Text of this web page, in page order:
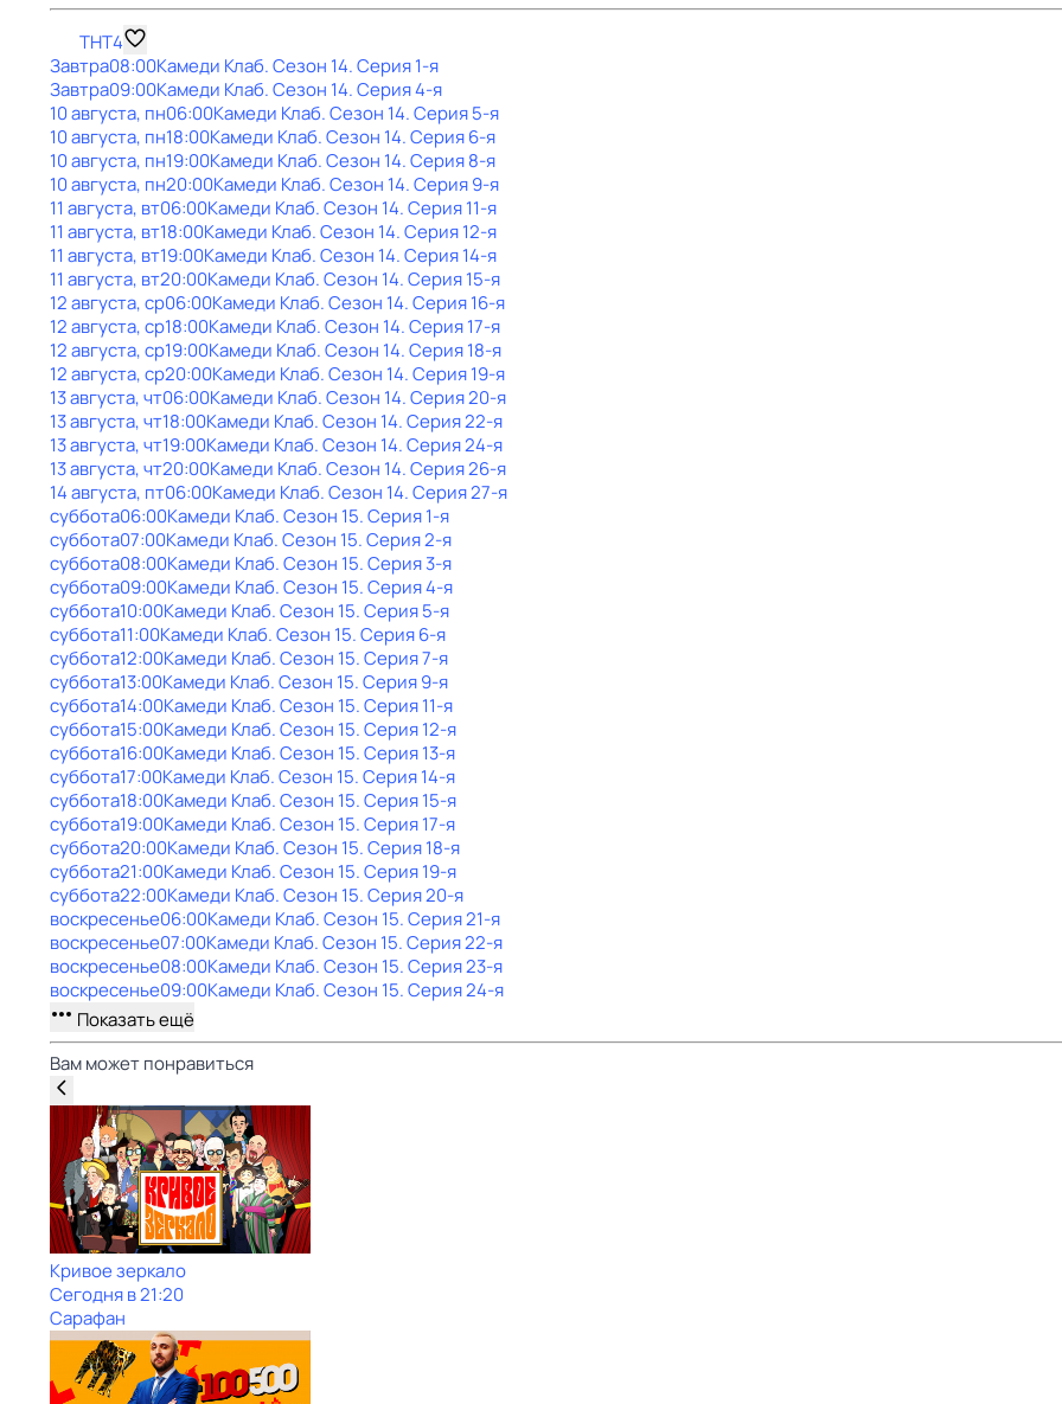
ТНТ4
Завтра08:00Камеди Клаб. Сезон 14. Серия 1-я
Завтра09:00Камеди Клаб. Сезон 14. Серия 4-я
10 августа, пн06:00Камеди Клаб. Сезон 14. Серия 5-я
10 августа, пн18:00Камеди Клаб. Сезон 14. Серия 6-я
10 августа, пн19:00Камеди Клаб. Сезон 14. Серия 8-я
10 августа, пн20:00Камеди Клаб. Сезон 14. Серия 9-я
11 августа, вт06:00Камеди Клаб. Сезон 14. Серия 11-я
11 августа, вт18:00Камеди Клаб. Сезон 14. Серия 12-я
11 августа, вт19:00Камеди Клаб. Сезон 14. Серия 14-я
11 августа, вт20:00Камеди Клаб. Сезон 14. Серия 15-я
12 августа, ср06:00Камеди Клаб. Сезон 14. Серия 16-я
12 августа, ср18:00Камеди Клаб. Сезон 14. Серия 17-я
12 августа, ср19:00Камеди Клаб. Сезон 14. Серия 18-я
12 августа, ср20:00Камеди Клаб. Сезон 14. Серия 19-я
13 августа, чт06:00Камеди Клаб. Сезон 14. Серия 20-я
13 августа, чт18:00Камеди Клаб. Сезон 14. Серия 22-я
13 августа, чт19:00Камеди Клаб. Сезон 14. Серия 24-я
13 августа, чт20:00Камеди Клаб. Сезон 14. Серия 26-я
14 августа, пт06:00Камеди Клаб. Сезон 14. Серия 27-я
суббота06:00Камеди Клаб. Сезон 15. Серия 1-я
суббота07:00Камеди Клаб. Сезон 15. Серия 2-я
суббота08:00Камеди Клаб. Сезон 15. Серия 3-я
суббота09:00Камеди Клаб. Сезон 15. Серия 4-я
суббота10:00Камеди Клаб. Сезон 15. Серия 5-я
суббота11:00Камеди Клаб. Сезон 15. Серия 6-я
суббота12:00Камеди Клаб. Сезон 15. Серия 7-я
суббота13:00Камеди Клаб. Сезон 15. Серия 9-я
суббота14:00Камеди Клаб. Сезон 15. Серия 11-я
суббота15:00Камеди Клаб. Сезон 15. Серия 12-я
суббота16:00Камеди Клаб. Сезон 15. Серия 13-я
суббота17:00Камеди Клаб. Сезон 15. Серия 14-я
суббота18:00Камеди Клаб. Сезон 15. Серия 15-я
суббота19:00Камеди Клаб. Сезон 15. Серия 17-я
суббота20:00Камеди Клаб. Сезон 15. Серия 18-я
суббота21:00Камеди Клаб. Сезон 15. Серия 19-я
суббота22:00Камеди Клаб. Сезон 15. Серия 20-я
воскресенье06:00Камеди Клаб. Сезон 15. Серия 21-я
воскресенье07:00Камеди Клаб. Сезон 15. Серия 22-я
воскресенье08:00Камеди Клаб. Сезон 15. Серия 23-я
воскресенье09:00Камеди Клаб. Сезон 15. Серия 24-я
Показать ещё
Вам может понравиться
Кривое зеркало
Сегодня в 21:20
Сарафан